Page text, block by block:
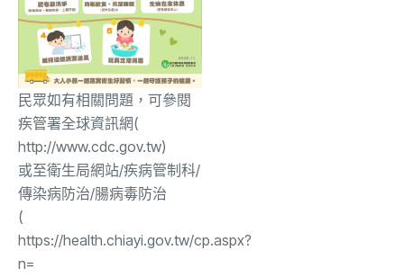
民眾如有相關問題，可參閱
疾管署全球資訊網(
http://www.cdc.gov.tw)
或至衛生局網站/疾病管制科/
傳染病防治/腸病毒防治
(
https://health.chiayi.gov.tw/cp.aspx?
n=